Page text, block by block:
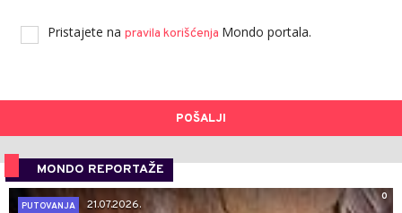
Pristajete na pravila korišćenja Mondo portala.
POŠALJI
MONDO REPORTAŽE
0
PUTOVANJA
21.07.2026.